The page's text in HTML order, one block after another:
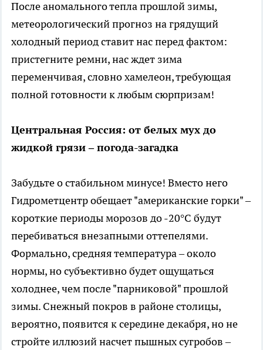
После аномального тепла прошлой зимы,
метеорологический прогноз на грядущий
холодный период ставит нас перед фактом:
пристегните ремни, нас ждет зима
переменчивая, словно хамелеон, требующая
полной готовности к любым сюрпризам!
Центральная Россия: от белых мух до
жидкой грязи – погода-загадка
Забудьте о стабильном минусе! Вместо него
Гидрометцентр обещает "американские горки" –
короткие периоды морозов до -20°C будут
перебиваться внезапными оттепелями.
Формально, средняя температура – около
нормы, но субъективно будет ощущаться
холоднее, чем после "парниковой" прошлой
зимы. Снежный покров в районе столицы,
вероятно, появится к середине декабря, но не
стройте иллюзий насчет пышных сугробов –